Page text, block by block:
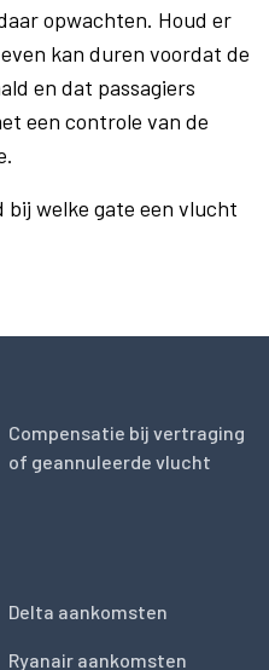
opwachten. Houd er
kan duren voordat de
en dat passagiers
een controle van de
welke gate een vlucht
Compensatie bij vertraging
of geannuleerde vlucht
Delta aankomsten
Ryanair aankomsten